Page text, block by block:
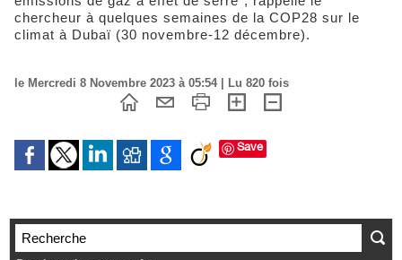
chercheur à quelques semaines de la COP28 sur le
climat à Dubaï (30 novembre-12 décembre).
le Mercredi 8 Novembre 2023 à 05:54 | Lu 820 fois
Save